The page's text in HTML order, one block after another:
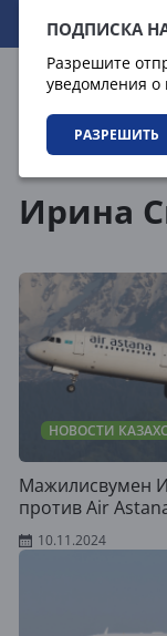
ПОДПИСКА
Разрешите
уведомления о
РАЗРЕШИТЬ
08.08.2026
Ирина
НОВОСТИ
Мажилисвумен
против Air
10.11.2024